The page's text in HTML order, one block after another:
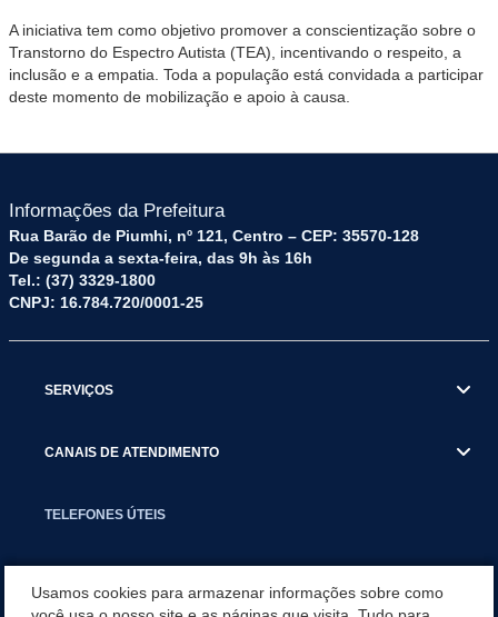
A iniciativa tem como objetivo promover a conscientização sobre o
Transtorno do Espectro Autista (TEA), incentivando o respeito, a
inclusão e a empatia. Toda a população está convidada a participar
deste momento de mobilização e apoio à causa.
Informações da Prefeitura
Rua Barão de Piumhi, nº 121, Centro – CEP: 35570-128
De segunda a sexta-feira, das 9h às 16h
Tel.: (37) 3329-1800
CNPJ: 16.784.720/0001-25
SERVIÇOS
CANAIS DE ATENDIMENTO
TELEFONES ÚTEIS
Usamos cookies para armazenar informações sobre como